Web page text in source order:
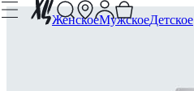
ЖенскоеМужскоеДетское